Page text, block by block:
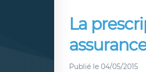
La
Publié le 04/05/2015